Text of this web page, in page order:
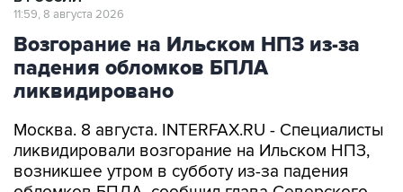
11:59, 8 августа 2026
Возгорание на Ильском НПЗ из-за
падения обломков БПЛА
ликвидировано
Москва. 8 августа. INTERFAX.RU - Специалисты
ликвидировали возгорание на Ильском НПЗ,
возникшее утром в субботу из-за падения